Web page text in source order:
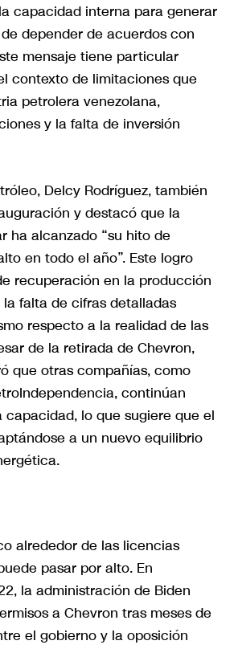
capacidad interna para generar
depender de acuerdos con
mensaje tiene particular
contexto de limitaciones que
petrolera venezolana,
y la falta de inversión
Delcy Rodríguez, también
y destacó que la
ha alcanzado “su hito de
en todo el año”. Este logro
recuperación en la producción
falta de cifras detalladas
respecto a la realidad de las
de la retirada de Chevron,
que otras compañías, como
continúan
capacidad, lo que sugiere que el
a un nuevo equilibrio
alrededor de las licencias
pasar por alto. En
la administración de Biden
a Chevron tras meses de
el gobierno y la oposición